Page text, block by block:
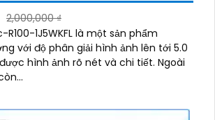
2,000,000 ₫
1J5WKFL là một sản phẩm
với độ phân giải hình ảnh lên tới 5.0
hình ảnh rõ nét và chi tiết. Ngoài